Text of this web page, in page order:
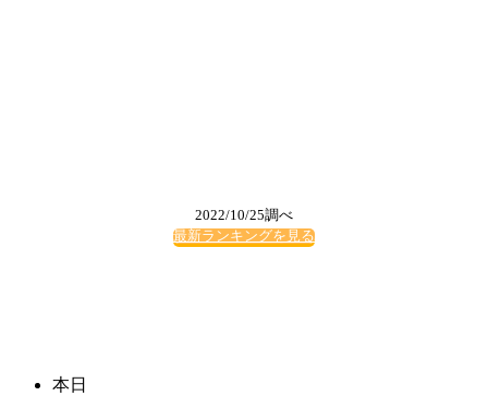
2022/10/25調べ
最新ランキングを見る
本日